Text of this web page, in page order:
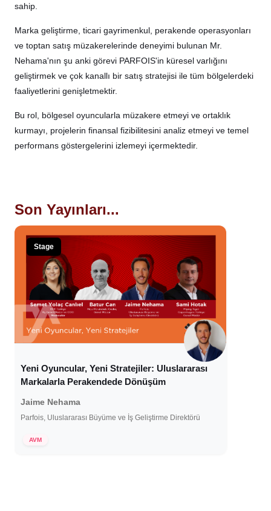
sahip.
Marka geliştirme, ticari gayrimenkul, perakende operasyonları
ve toptan satış müzakerelerinde deneyimi bulunan Mr.
Nehama'nın şu anki görevi PARFOIS'in küresel varlığını
geliştirmek ve çok kanallı bir satış stratejisi ile tüm bölgelerdeki
faaliyetlerini genişletmektir.
Bu rol, bölgesel oyuncularla müzakere etmeyi ve ortaklık
kurmayı, projelerin finansal fizibilitesini analiz etmeyi ve temel
performans göstergelerini izlemeyi içermektedir.
Son Yayınları...
Stage
Yeni Oyuncular, Yeni Stratejiler: Uluslararası
Markalarla Perakendede Dönüşüm
Jaime Nehama
Parfois, Uluslararası Büyüme ve İş Geliştirme Direktörü
AVM